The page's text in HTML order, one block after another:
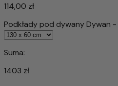
114,00 zł
Podkłady pod dywany Dywan
Suma:
1403 zł